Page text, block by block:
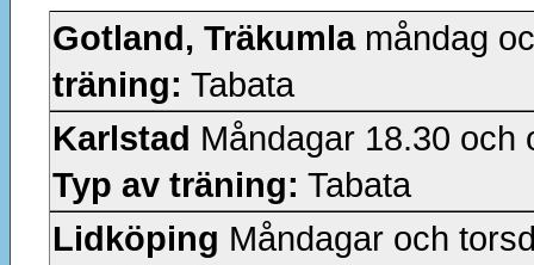
Gotland, Träkumlamåndag
träning: Tabata
Karlstad Måndagar 18.30
Typ av träning: Tabata
Lidköping Måndagar och